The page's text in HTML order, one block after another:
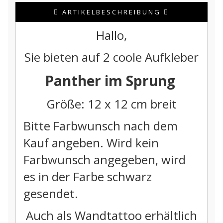
ARTIKELBESCHREIBUNG
Hallo,
Sie bieten auf 2 coole Aufkleber
Panther im Sprung
Größe: 12 x 12 cm breit
Bitte Farbwunsch nach dem
Kauf angeben. Wird kein
Farbwunsch angegeben, wird
es in der Farbe schwarz
gesendet.
Auch als Wandtattoo erhältlich